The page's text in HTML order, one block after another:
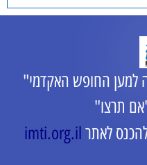
למען החופש האקדמי"
תרצו"
לאתר imti.org.il